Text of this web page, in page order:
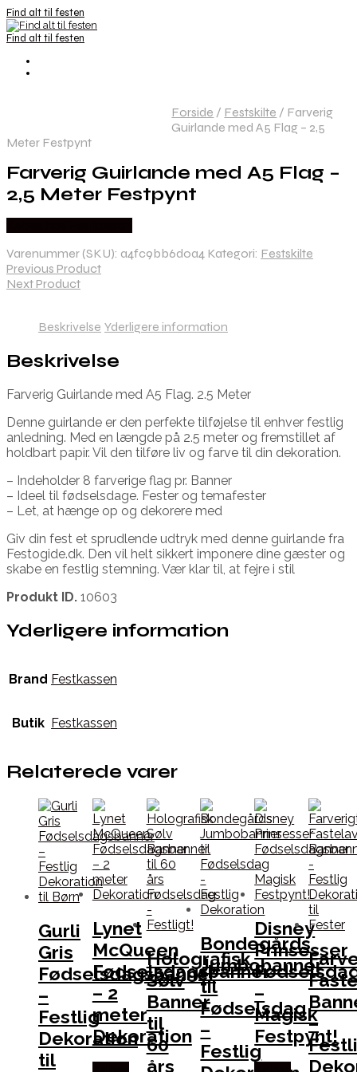
Find alt til festen
Find alt til festen
Forside / Festskilte / Farverig
Guirlande med A5 Flag – 2,5
Meter Festpynt
Farverig Guirlande med A5 Flag –
2,5 Meter Festpynt
Varenummer (SKU): a4fc9bb6d0a4 Kategori: Festskilte
Previous Product
Next Product
Beskrivelse Yderligere information
Beskrivelse
Farverig Guirlande med A5 Flag. 2.5 Meter
Denne guirlande er den perfekte tilføjelse til enhver festlig
anledning. Med en længde på 2.5 meter og fremstillet af
holdbart papir. Vil den tilføre liv og farve til din dekoration.
– Indeholder 8 farverige flag pr. Banner
– Ideel til fødselsdage. Fester og temafester
– Let, at hænge op og dekorere med
Giv din fest et sprudlende udtryk med denne guirlande fra
Festogide.dk. Den vil helt sikkert imponere dine gæster og
skabe en festlig stemning. Vær klar til, at fejre i stil
Produkt ID. 10603
Yderligere information
Brand Festkassen
Butik Festkassen
Relaterede varer
Gurli
Gris
Fødselsdagsbanner
–
Festlig
Dekoration
til
Lynet
McQueen
Fødselsdagsbanner
– 2
meter
Dekoration
Holografisk
Sølv
Banner
til
60
års
Bondegårds
Jumbobanner
til
Fødselsdag
–
Festlig
Disney
Prinsesser
–
Magisk
Festpynt!
–